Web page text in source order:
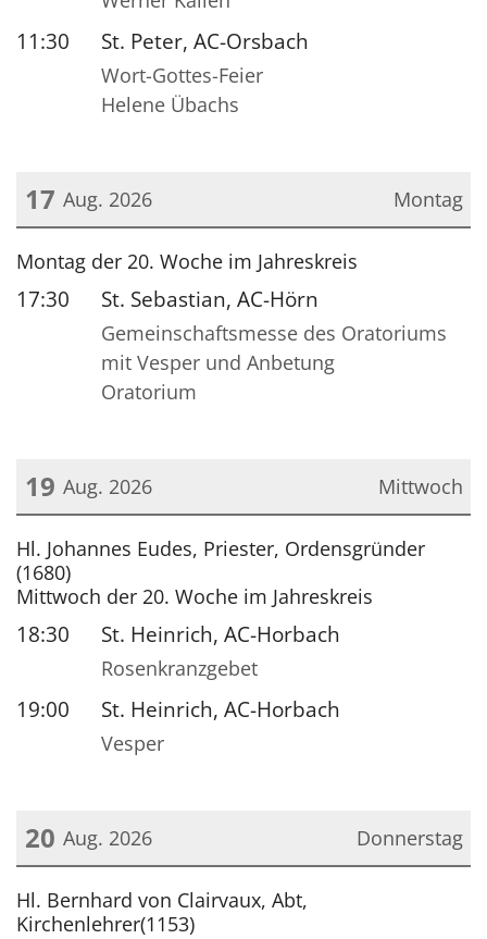
11:30 St. Peter, AC-Orsbach
Wort-Gottes-Feier
Helene Übachs
Montag
17 Aug. 2026
Datum: 17. August 2026
Montag der 20. Woche im Jahreskreis
17:30 St. Sebastian, AC-Hörn
Gemeinschaftsmesse des Oratoriums
mit Vesper und Anbetung
Oratorium
Mittwoch
19 Aug. 2026
Datum: 19. August 2026
Hl. Johannes Eudes, Priester, Ordensgründer
(1680)
Mittwoch der 20. Woche im Jahreskreis
18:30 St. Heinrich, AC-Horbach
Rosenkranzgebet
19:00 St. Heinrich, AC-Horbach
Vesper
Donnerstag
20 Aug. 2026
Datum: 20. August 2026
Hl. Bernhard von Clairvaux, Abt,
Kirchenlehrer(1153)